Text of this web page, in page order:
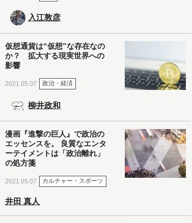
入江敦彦
仮想通貨は“仮想”な存在なの
か？ 拡大する現実世界への
影響
2021.05.07 政治・経済
柳井政和
漫画『進撃の巨人』で政治の
エッセンスを。 良質なエンタ
ーテイメントは「政治離れ」
の処方箋
2021.05.07 カルチャー・スポーツ
井田 真人